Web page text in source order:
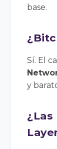
base.
Sí. El
y